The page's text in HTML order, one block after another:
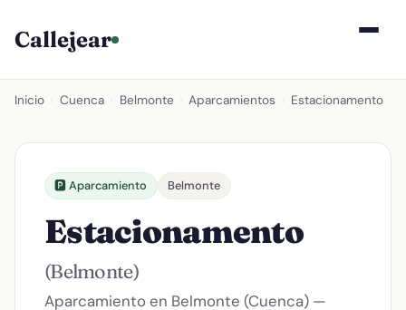
Callejear
Inicio Cuenca Belmonte Aparcamientos Estacionamento
🅿️ Aparcamiento Belmonte
Estacionamento
(Belmonte)
Aparcamiento en Belmonte (Cuenca) —